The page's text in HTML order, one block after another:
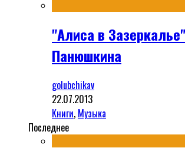
"Алиса в
Панюшкина
golubchikav
22.07.2013
Книги, Музыка
Последнее